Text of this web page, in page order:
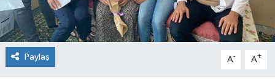
Paylaş A- A+